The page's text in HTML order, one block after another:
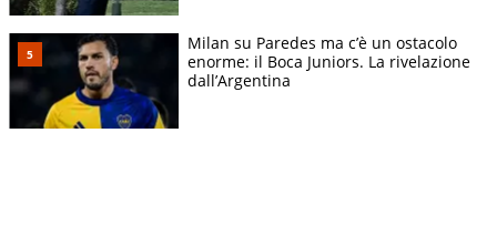
Milan su Paredes ma c’è un ostacolo
enorme: il Boca Juniors. La rivelazione
dall’Argentina